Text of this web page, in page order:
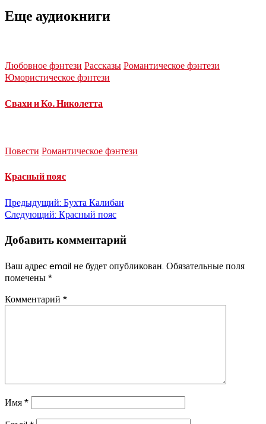
Еще аудиокниги
Любовное фэнтези Рассказы Романтическое фэнтези
Юмористическое фэнтези
Свахи и Ко. Николетта
Повести Романтическое фэнтези
Красный пояс
Навигация
записям
Предыдущий: Бухта Калибан
Следующий: Красный пояс
Добавить комментарий
Ваш адрес email не будет опубликован. Обязательные поля
помечены *
Комментарий *
Имя *